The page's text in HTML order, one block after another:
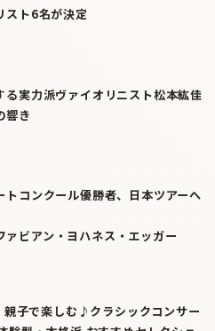
スト6名が決定
る実力派ヴァイオリニスト松本紘佳
響き
トコンクール優勝者、日本ツアーへ
ァビアン・ヨハネス・エッガー
子で楽しむ♪クラシックコンサー